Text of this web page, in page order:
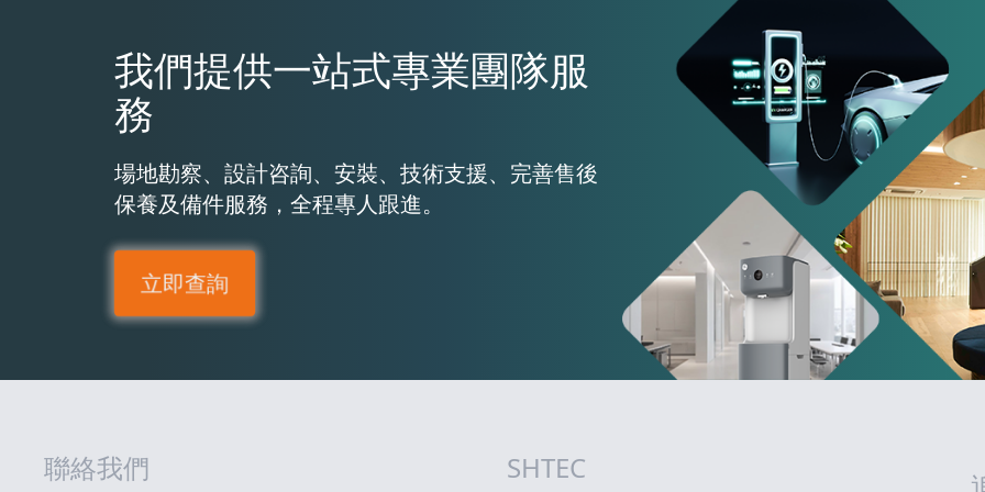
我們提供一站式專業團隊服
務
場地勘察、設計咨詢、安裝、技術支援、完善售後
保養及備件服務，全程專人跟進。
立即查詢
聯絡我們 網站指南
SHTEC